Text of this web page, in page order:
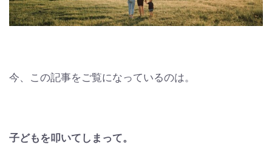
今、この記事をご覧になっているのは。
子どもを叩いてしまって。